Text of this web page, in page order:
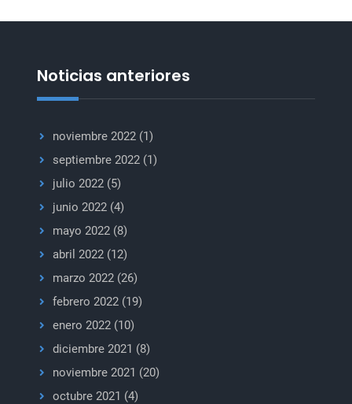
Noticias anteriores
noviembre 2022(1)
septiembre 2022(1)
julio 2022(5)
junio 2022(4)
mayo 2022(8)
abril 2022(12)
marzo 2022(26)
febrero 2022(19)
enero 2022(10)
diciembre 2021 (8)
noviembre 2021 (20)
octubre 2021 (4)